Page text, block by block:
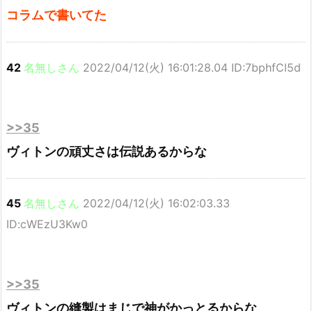
コラムで書いてた
42 名無しさん 2022/04/12(火) 16:01:28.04 ID:7bphfCl5d
>>35
ヴィトンの頑丈さは伝説あるからな
45 名無しさん 2022/04/12(火) 16:02:03.33
ID:cWEzU3Kw0
>>35
ヴィトンの縫製はまじで神がかっとるからな